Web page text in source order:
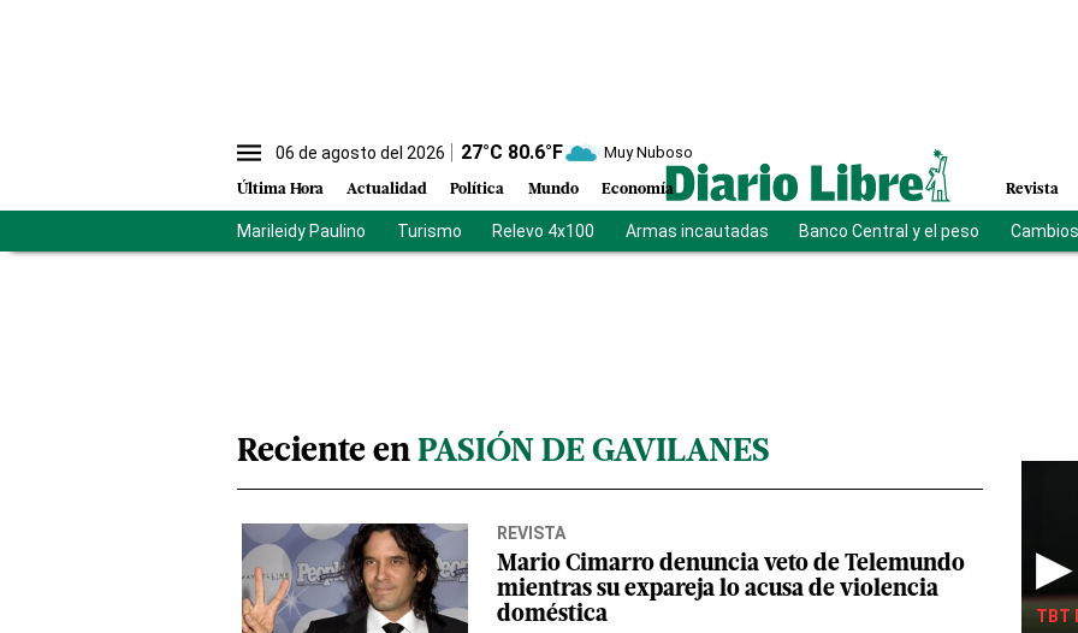
06 de agosto del 2026 27°C 80.6°F Muy Nuboso
Última Hora Actualidad Política Mundo Economía Revista
Marileidy Paulino Turismo Relevo 4x100 Armas incautadas Banco Central y el peso
Reciente en PASIÓN DE GAVILANES
REVISTA
Mario Cimarro denuncia veto de Telemundo
mientras su expareja lo acusa de violencia
doméstica
▶
TBT